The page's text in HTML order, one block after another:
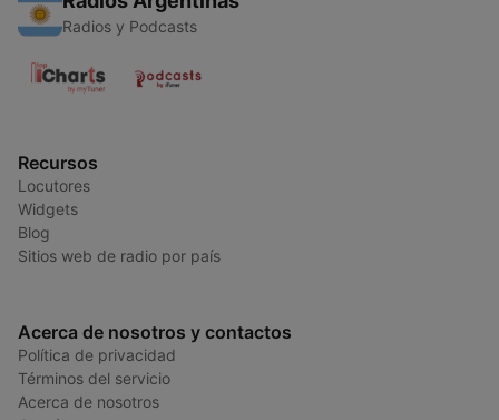
Radios y Podcasts
Recursos
Locutores
Widgets
Blog
Sitios web de radio por país
Acerca de nosotros y contactos
Política de privacidad
Términos del servicio
Acerca de nosotros